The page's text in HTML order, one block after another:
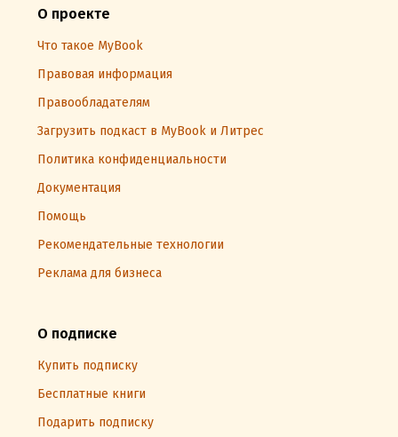
О проекте
Что такое MyBook
Правовая информация
Правообладателям
Загрузить подкаст в MyBook и Литрес
Политика конфиденциальности
Документация
Помощь
Рекомендательные технологии
Реклама для бизнеса
О подписке
Купить подписку
Бесплатные книги
Подарить подписку